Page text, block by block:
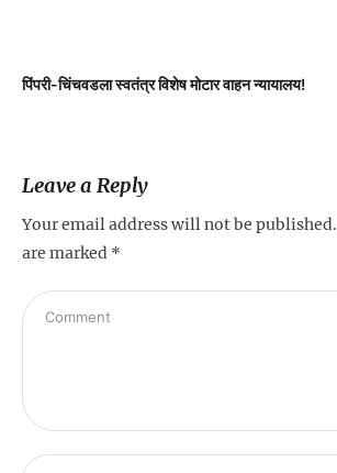
पिंपरी-चिंचवडला स्वतंत्र विशेष मोटार वाहन न्यायालय!
Leave a Reply
Your email address will not be published.
are marked *